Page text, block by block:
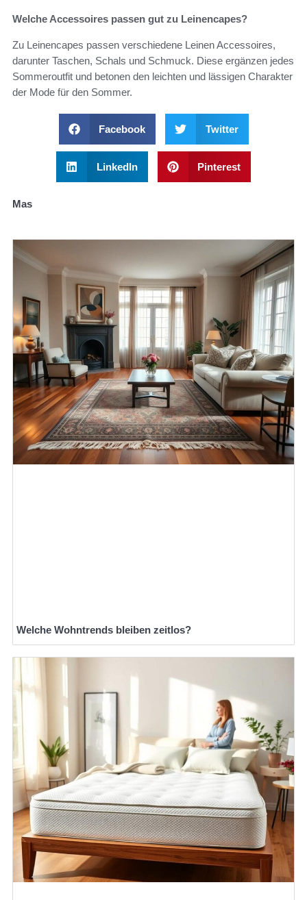
Welche Accessoires passen gut zu Leinencapes?
Zu Leinencapes passen verschiedene Leinen Accessoires,
darunter Taschen, Schals und Schmuck. Diese ergänzen jedes
Sommeroutfit und betonen den leichten und lässigen Charakter
der Mode für den Sommer.
Facebook Twitter
LinkedIn Pinterest
Mas
Welche Wohntrends bleiben zeitlos?